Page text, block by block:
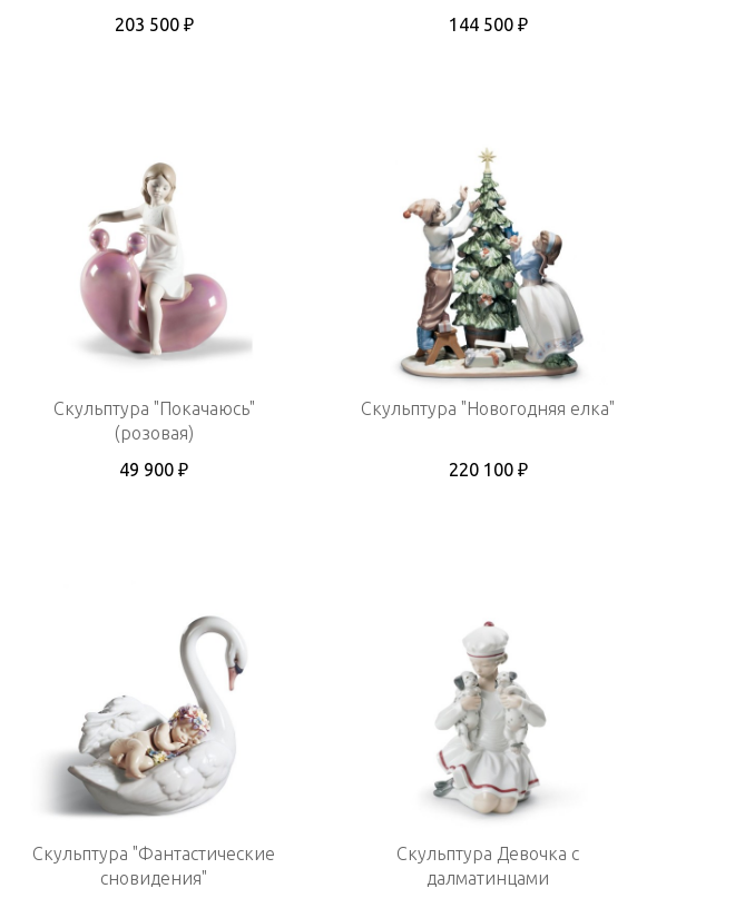
203 500 ₽
144 500 ₽
Скульптура "Покачаюсь"
(розовая)
49 900 ₽
Скульптура "Новогодняя елка"
220 100 ₽
Скульптура "Фантастические
сновидения"
Скульптура Девочка с
далматинцами